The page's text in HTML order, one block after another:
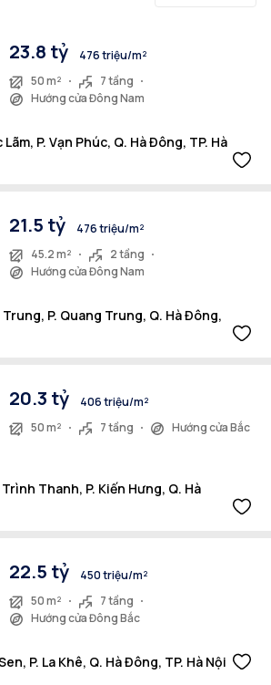
23.8 tỷ
476 triệu/m²
50 m²
7 tầng
Hướng cửa Đông Nam
P. Vạn Phúc, Q. Hà Đông, TP. Hà
21.5 tỷ
476 triệu/m²
45.2 m²
2 tầng
Hướng cửa Đông Nam
P. Quang Trung, Q. Hà Đông,
20.3 tỷ
406 triệu/m²
50 m²
7 tầng Hướng cửa Bắc
Thanh, P. Kiến Hưng, Q. Hà
22.5 tỷ
450 triệu/m²
50 m²
7 tầng
Hướng cửa Đông Bắc
P. La Khê, Q. Hà Đông, TP. Hà Nội